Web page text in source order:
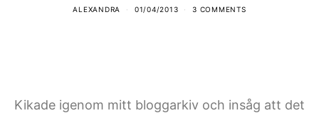
ALEXANDRA 01/04/2013 3 COMMENTS
Kikade igenom mitt bloggarkiv och insåg att det